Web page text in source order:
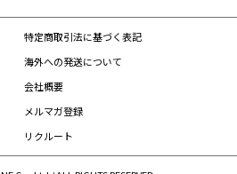
特定商取引法に基づく表記
海外への発送について
会社概要
メルマガ登録
リクルート